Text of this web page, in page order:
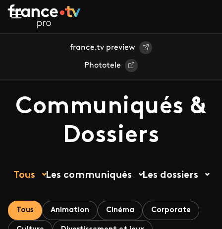
Aller au contenu principal
france.tv preview
Phototele
Communiqués &
Dossiers
Tous Les communiqués Les dossiers
Tous Animation Cinéma Corporate